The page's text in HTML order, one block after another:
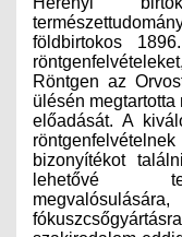
földbirtokos
Röntgen az
ülésén
előadását. A
bizonyítékot
lehetővé